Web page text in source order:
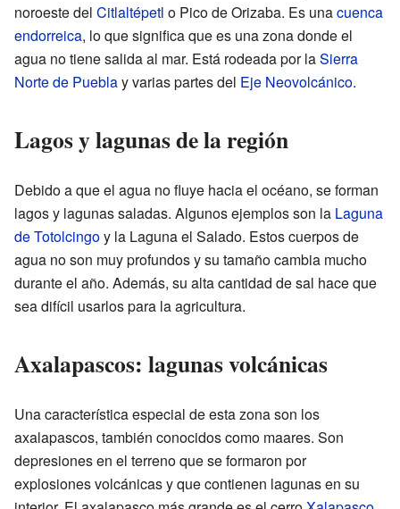
noroeste del Citlaltépetl o Pico de Orizaba. Es unacuenca
endorreica, lo que significa que es una zona donde el
agua no tiene salida al mar. Está rodeada por laSierra
Norte de Pueblay varias partes del Eje Neovolcánico.
Lagos y lagunas de la región
Debido a que el agua no fluye hacia el océano, se forman
lagos y lagunas saladas. Algunos ejemplos son la Laguna
de Totolcingoy la Laguna el Salado. Estos cuerpos de
agua no son muy profundos y su tamaño cambia mucho
durante el año. Además, su alta cantidad de sal hace que
sea difícil usarlos para la agricultura.
Axalapascos: lagunas volcánicas
Una característica especial de esta zona son los
axalapascos, también conocidos como maares. Son
depresiones en el terreno que se formaron por
explosiones volcánicas y que contienen lagunas en su